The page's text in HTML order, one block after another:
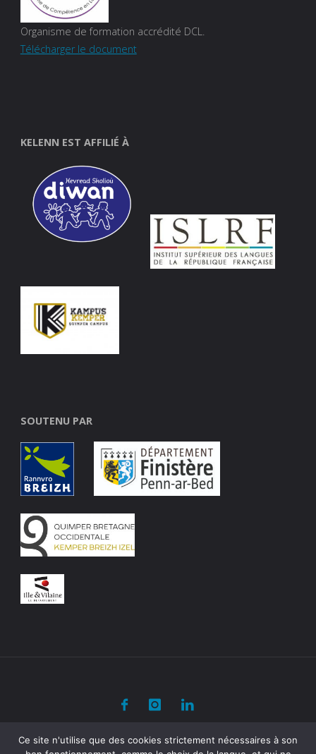
Organisme de formation accrédité DCL.
Télécharger le document
KELENN EST AFFILIÉ À
SOUTENU PAR
©2020 Kelenn
Ce site n'utilise que des cookies strictement nécessaires à son